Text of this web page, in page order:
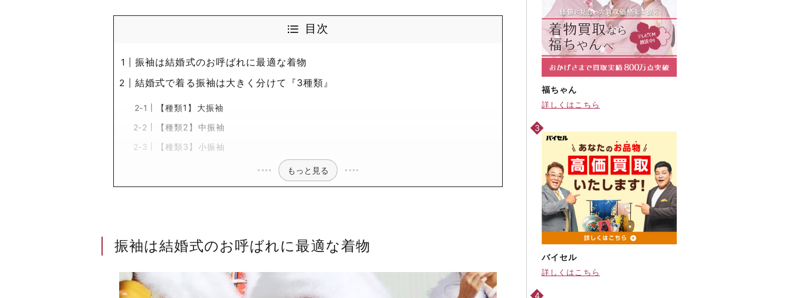
目次
振袖は結婚式のお呼ばれに最適な着物
結婚式で着る振袖は大きく分けて『3種類』
【種類1】大振袖
【種類2】中振袖
【種類3】小振袖
もっと見る
振袖は結婚式のお呼ばれに最適な着物
福ちゃん
詳しくはこちら
バイセル
詳しくはこちら